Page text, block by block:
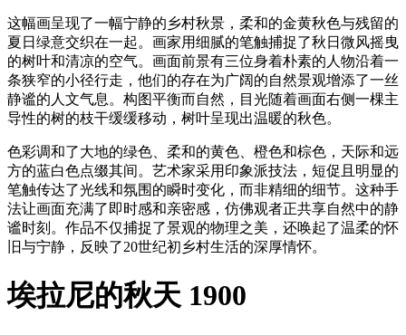
这幅画呈现了一幅宁静的乡村秋景，柔和的金黄秋色与残留的
夏日绿意交织在一起。画家用细腻的笔触捕捉了秋日微风摇曳
的树叶和清凉的空气。画面前景有三位身着朴素的人物沿着一
条狭窄的小径行走，他们的存在为广阔的自然景观增添了一丝
静谧的人文气息。构图平衡而自然，目光随着画面右侧一棵主
导性的树的枝干缓缓移动，树叶呈现出温暖的秋色。
色彩调和了大地的绿色、柔和的黄色、橙色和棕色，天际和远
方的蓝白色点缀其间。艺术家采用印象派技法，短促且明显的
笔触传达了光线和氛围的瞬时变化，而非精细的细节。这种手
法让画面充满了即时感和亲密感，仿佛观者正共享自然中的静
谧时刻。作品不仅捕捉了景观的物理之美，还唤起了温柔的怀
旧与宁静，反映了20世纪初乡村生活的深厚情怀。
埃拉尼的秋天 1900